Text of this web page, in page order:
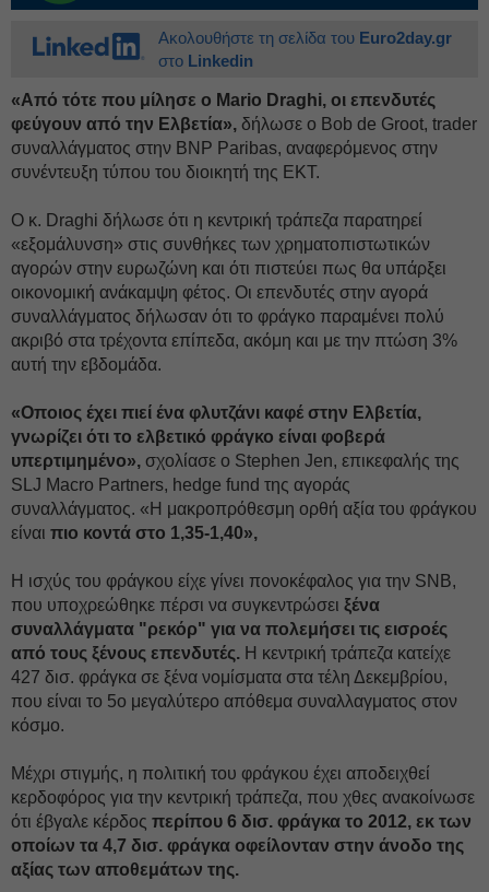
Ακολουθήστε τη σελίδα του Euro2day.gr
στο Linkedin
«Από τότε που μίλησε ο Mario Draghi, οι επενδυτές
φεύγουν από την Ελβετία», δήλωσε ο Bob de Groot, trader
συναλλάγματος στην BNP Paribas, αναφερόμενος στην
συνέντευξη τύπου του διοικητή της ΕΚΤ.
Ο κ. Draghi δήλωσε ότι η κεντρική τράπεζα παρατηρεί
«εξομάλυνση» στις συνθήκες των χρηματοπιστωτικών
αγορών στην ευρωζώνη και ότι πιστεύει πως θα υπάρξει
οικονομική ανάκαμψη φέτος. Οι επενδυτές στην αγορά
συναλλάγματος δήλωσαν ότι το φράγκο παραμένει πολύ
ακριβό στα τρέχοντα επίπεδα, ακόμη και με την πτώση 3%
αυτή την εβδομάδα.
«Οποιος έχει πιεί ένα φλυτζάνι καφέ στην Ελβετία,
γνωρίζει ότι το ελβετικό φράγκο είναι φοβερά
υπερτιμημένο», σχολίασε ο Stephen Jen, επικεφαλής της
SLJ Macro Partners, hedge fund της αγοράς
συναλλάγματος. «Η μακροπρόθεσμη ορθή αξία του φράγκου
είναι πιο κοντά στο 1,35-1,40»,
Η ισχύς του φράγκου είχε γίνει πονοκέφαλος για την SNB,
που υποχρεώθηκε πέρσι να συγκεντρώσει ξένα
συναλλάγματα "ρεκόρ" για να πολεμήσει τις εισροές
από τους ξένους επενδυτές. Η κεντρική τράπεζα κατείχε
427 δισ. φράγκα σε ξένα νομίσματα στα τέλη Δεκεμβρίου,
που είναι το 5ο μεγαλύτερο απόθεμα συναλλαγματος στον
κόσμο.
Μέχρι στιγμής, η πολιτική του φράγκου έχει αποδειχθεί
κερδοφόρος για την κεντρική τράπεζα, που χθες ανακοίνωσε
ότι έβγαλε κέρδος περίπου 6 δισ. φράγκα το 2012, εκ των
οποίων τα 4,7 δισ. φράγκα οφείλονταν στην άνοδο της
αξίας των αποθεμάτων της.